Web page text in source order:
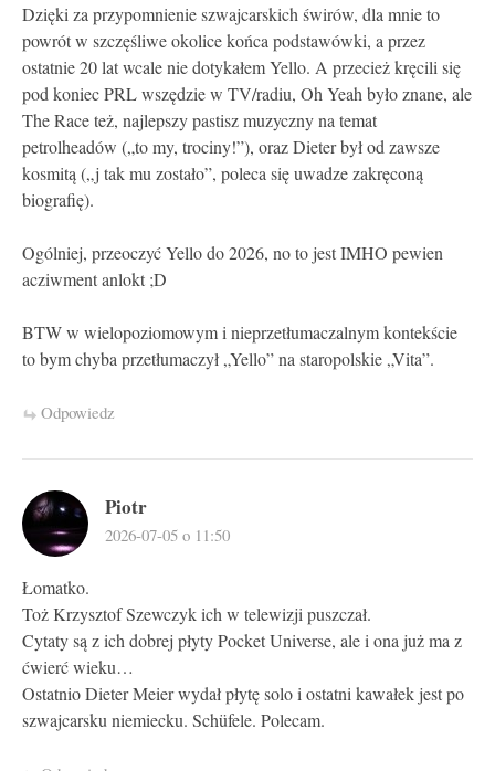
Dzięki za przypomnienie szwajcarskich świrów, dla mnie to
powrót w szczęśliwe okolice końca podstawówki, a przez
ostatnie 20 lat wcale nie dotykałem Yello. A przecież kręcili się
pod koniec PRL wszędzie w TV/radiu, Oh Yeah było znane, ale
The Race też, najlepszy pastisz muzyczny na temat
petrolheadów („to my, trociny!”), oraz Dieter był od zawsze
kosmitą („j tak mu zostało”, poleca się uwadze zakręconą
biografię).
Ogólniej, przeoczyć Yello do 2026, no to jest IMHO pewien
acziwment anlokt ;D
BTW w wielopoziomowym i nieprzetłumaczalnym kontekście
to bym chyba przetłumaczył „Yello” na staropolskie „Vita”.
Odpowiedz
Piotr
2026-07-05 o 11:50
Łomatko.
Toż Krzysztof Szewczyk ich w telewizji puszczał.
Cytaty są z ich dobrej płyty Pocket Universe, ale i ona już ma z
ćwierć wieku…
Ostatnio Dieter Meier wydał płytę solo i ostatni kawałek jest po
szwajcarsku niemiecku. Schüfele. Polecam.